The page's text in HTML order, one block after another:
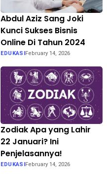
Abdul Aziz Sang Joki
Kunci Sukses Bisnis
Online Di Tahun 2024
EDUKASIFebruary 14, 2026
Zodiak Apa yang Lahir
22 Januari? Ini
Penjelasannya!
EDUKASIFebruary 14, 2026